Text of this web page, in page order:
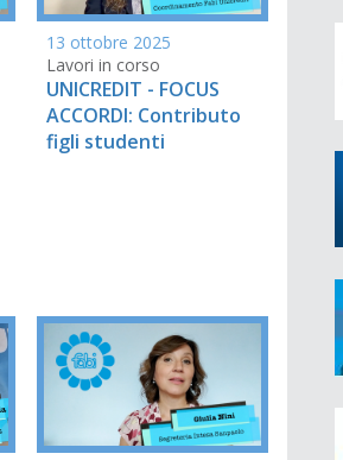
13 ottobre 2025
Lavori in corso
UNICREDIT - FOCUS
ACCORDI: Contributo
figli studenti